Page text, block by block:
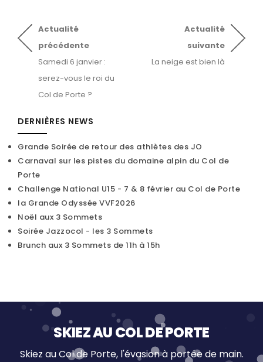
Actualité
précédente
Samedi 6 janvier :
serez-vous le roi du
Col de Porte ?
Actualité
suivante
La neige est bien là
DERNIÈRES NEWS
Grande Soirée de retour des athlètes des JO
Carnaval sur les pistes du domaine alpin du Col de
Porte
Challenge National U15 - 7 & 8 février au Col de Porte
la Grande Odyssée VVF2026
Noël aux 3 Sommets
Soirée Jazzocol - les 3 Sommets
Brunch aux 3 Sommets de 11h à 15h
SKIEZ AU COL DE PORTE
Skiez au Col de Porte, l'évasion à portée de main.